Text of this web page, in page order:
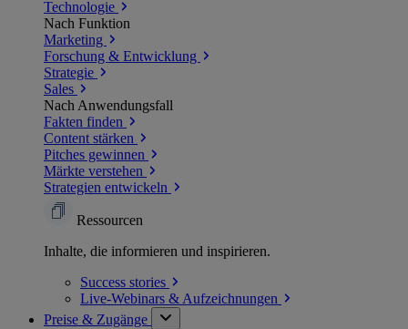
Technologie
Nach Funktion
Marketing
Forschung & Entwicklung
Strategie
Sales
Nach Anwendungsfall
Fakten finden
Content stärken
Pitches gewinnen
Märkte verstehen
Strategien entwickeln
Ressourcen
Inhalte, die informieren und inspirieren.
Success stories
Live-Webinars & Aufzeichnungen
Preise & Zugänge